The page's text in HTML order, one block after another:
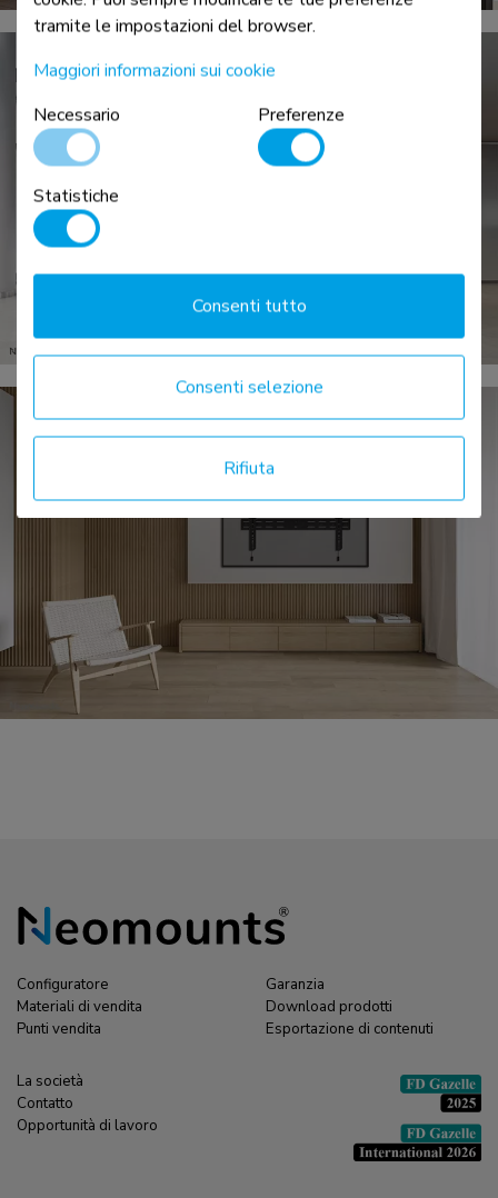
Configuratore
Materiali di vendita
Punti vendita
Garanzia
Download prodotti
Esportazione di contenuti
La società
Contatto
Opportunità di lavoro
tramite le impostazioni del browser.
Maggiori informazioni sui cookie
Necessario
Preferenze
Statistiche
Rifiuta
Consenti selezione
Consenti tutto